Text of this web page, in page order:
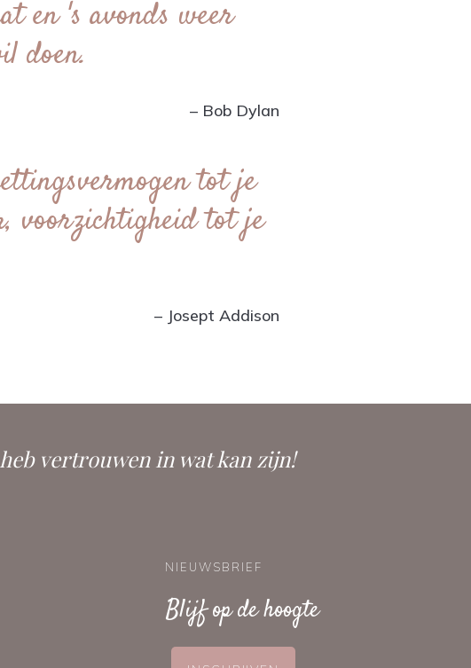
en 's avonds weer
doen.
– Bob Dylan
tot je
voorzichtigheid tot je
– Josept Addison
vertrouwen in wat kan zijn!
NIEUWSBRIEF
Blijf op de hoogte